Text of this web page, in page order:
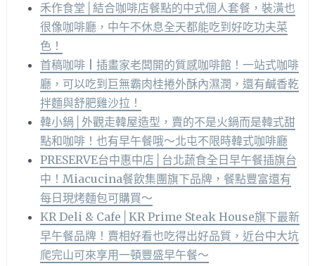
禾作食堂│結合咖啡店餐點的中式個人套餐，裝潢也
很像咖啡廳，中午不休息全天都能吃到好吃功夫菜
色！
首稿咖啡 | 插畫家老闆開的質感咖啡館！一站式咖啡
廳，可以吃到巨無霸肉桂捲外酥內濕潤，還有鹹香乾
拌麵與舒肥雞沙拉！
韓小鍋│外觀走韓屋造型，賣的不是火鍋而是韓式甜
點和咖啡！也有早午餐哦～北屯不限時韓式咖啡廳
PRESERVE台中惠中店│台北蔬食全日早午餐插旗台
中！Miacucina餐飲集團旗下品牌，餐點豐富還有
每日現烤麵包可購買～
KR Deli & Cafe│KR Prime Steak House旗下最新
早午餐品牌！賣相好看也吃得出好品質，近台中大坑
爬完山可來享用一頓豐盛早午餐～